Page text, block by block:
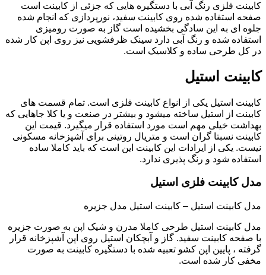
کابینت فلزی رنگ آبی با دستگیره هایی که جزئی از کابینت است
صفحه استفاده شده روی کابینت سفید، نورپردازی که انجام شده
جلوه ای به این سادگی بخشیده است گاز به صورت رومیزی
استفاده شده و رنگ آبی دارد سینک ظرفشویی نیز روی اپن کار شده
در کل طرحی ساده و کلاسیک است.
کابینت استیل
کابینت استیل یکی از انواع کابینت فلزی است. تمام قسمت های
کابینت از استیل ساخته میشود و بیشتر در صنعت و یا کلا جاهایی که
بهداشت خیلی مهم است مورد استفاده قرار میگیرد. قیمت این
کابینت نسبتا گران است و متریال روتینی برای آشپزخانه مسکونی
نیست. یکی از ایرادات این کابینت این است که باید کاملا ساده
استفاده شود و رنگ پذیری ندارد.
مدل کابینت فلزی استیل
مدل کابینت استیل – کابینت استیل مدل جزیره
مدل کابینت استیل طرحی کاملا مدرن و شیک اپن به صورت جزیره
با صفحه کابینت سفید. گاز و آبچکان استیل روی اپن آشپزخانه قرار
گرفته ، پایین اپن کشو تعبیه شده با دستگیره کابینت به صورت
مخفی کار شده است.